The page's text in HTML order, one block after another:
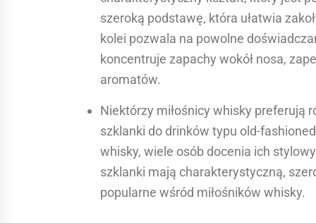
szeroką podstawę, która ułatwia
kolei pozwala na powolne
koncentruje zapachy wokół nosa,
aromatów.
Niektórzy miłośnicy whisky preferują
szklanki do drinków typu old-
whisky, wiele osób docenia ich
szklanki mają charakterystyczną,
popularne wśród miłośników whisky.